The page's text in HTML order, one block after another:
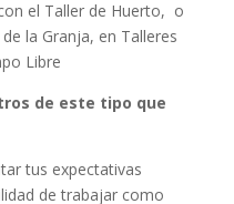
el Taller de Huerto, o
la Granja, en Talleres
Libre
de este tipo que
tus expectativas
de trabajar como